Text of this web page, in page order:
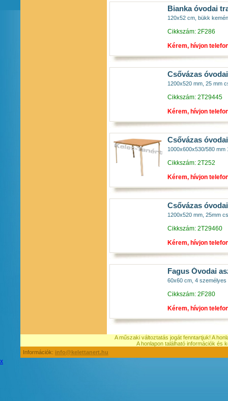
Bianka óvodai
120x52 cm, bükk
Cikkszám: 2F286
Kérem, hívjon
Csővázas
1200x520 mm, 25 mm
Cikkszám: 2T29445
Kérem, hívjon
Csővázas
1000x600x530/580
Cikkszám: 2T252
Kérem, hívjon
Csővázas
1200x520 mm, 25mm
Cikkszám: 2T29460
Kérem, hívjon
Fagus Óvodai
60x60 cm, 4
Cikkszám: 2F280
Kérem, hívjon
A műszaki változtatás jogát fenntartjuk! A
A honlapon található információk és
Információk: info@kelettanert.hu
x